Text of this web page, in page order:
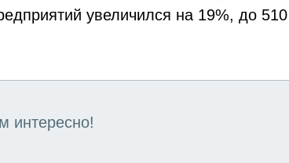
увеличился на 19%, до 510
интересно!